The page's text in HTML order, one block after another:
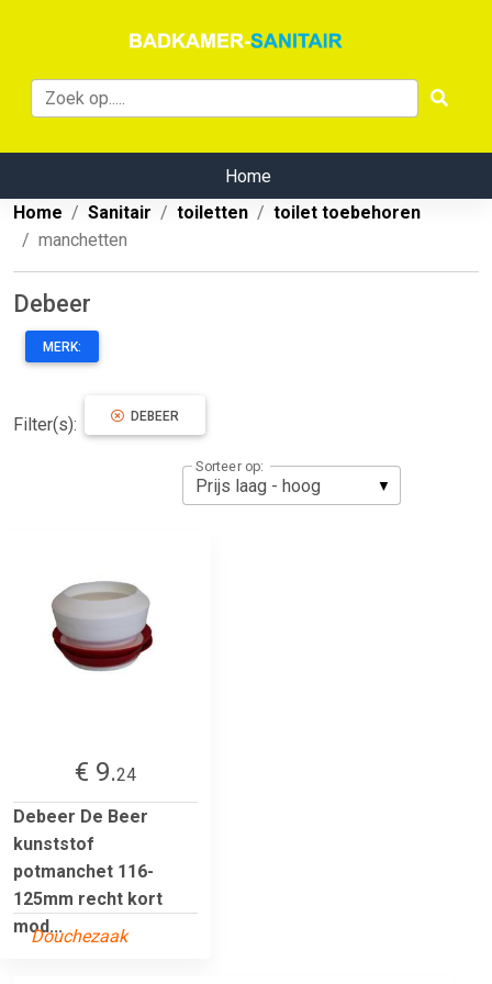
Home
Home
Sanitair toiletten
toilet toebehoren
manchetten
Debeer
MERK:
Filter(s): DEBEER
Sorteer op:
€ 9.24
Debeer De Beer
kunststof
potmanchet 116-
125mm recht kort
mod...
Douchezaak